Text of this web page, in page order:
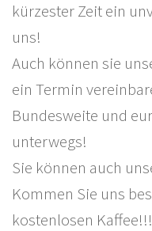
kürzester Zeit ein
uns!
Auch können sie
ein Termin
Bundesweite und
unterwegs!
Sie können auch
Kommen Sie uns
kostenlosen Kaffee!!!